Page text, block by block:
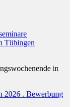
Tübingen
in